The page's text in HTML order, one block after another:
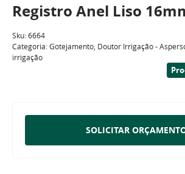
Registro Anel Liso
Sku:6664
Categoria:Gotejamento, Doutor Irrigação -
irrigação
SOLICITAR